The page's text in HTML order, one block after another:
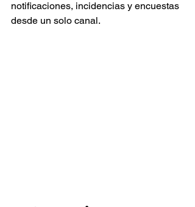
notificaciones, incidencias y encuestas
desde un solo canal.